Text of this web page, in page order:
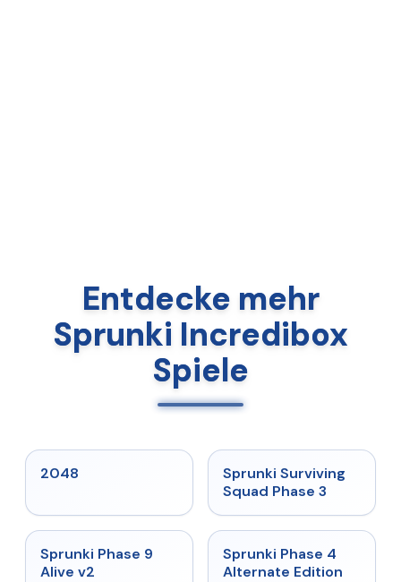
Entdecke mehr
Sprunki Incredibox
Spiele
2048 ★ 4.7
Sprunki Surviving
Squad Phase 3
★
Sprunki Phase 9
Alive v2
★
Sprunki Phase 4
Alternate Edition